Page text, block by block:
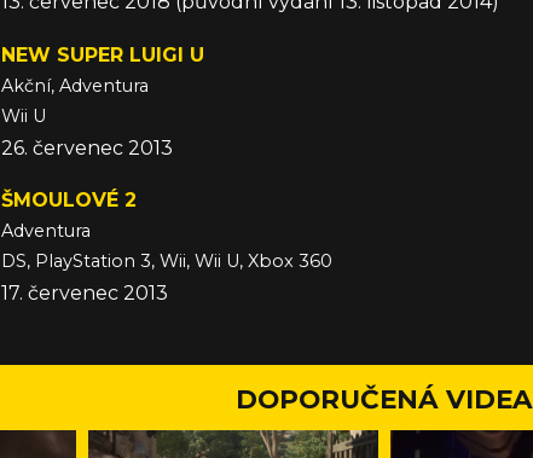
NEW SUPER LUIGI U
Akční, Adventura
Wii U
26. červenec 2013
ŠMOULOVÉ 2
Adventura
DS, PlayStation 3, Wii, Wii U, Xbox 360
17. červenec 2013
DOPORUČENÁ VIDEA